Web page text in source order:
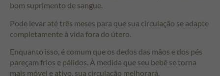
bom suprimento de sangue.
Pode levar até três meses para que sua circulação se adapte
completamente à vida fora do útero.
Enquanto isso, é comum que os dedos das mãos e dos pés
pareçam frios e pálidos. À medida que seu bebê se torna
mais móvel e ativo, sua circulação melhorará.